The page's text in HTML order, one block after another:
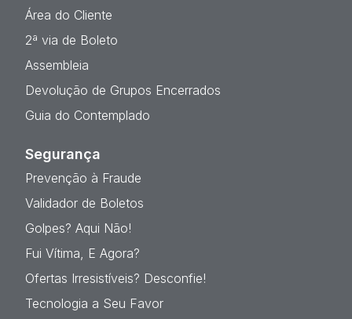
Área do Cliente
2ª via de Boleto
Assembleia
Devolução de Grupos Encerrados
Guia do Contemplado
Segurança
Prevenção à Fraude
Validador de Boletos
Golpes? Aqui Não!
Fui Vítima, E Agora?
Ofertas Irresistíveis? Desconfie!
Tecnologia a Seu Favor